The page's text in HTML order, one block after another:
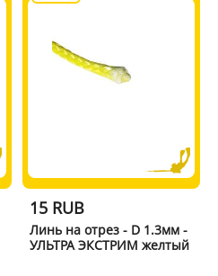
15 RUB
Линь на отрез - D 1.3мм -
УЛЬТРА ЭКСТРИМ желтый